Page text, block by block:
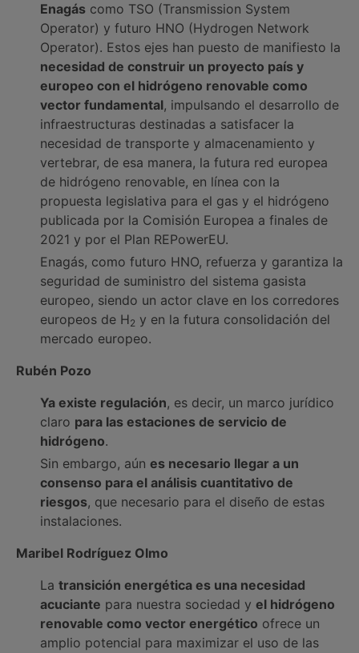
Enagás como TSO (Transmission System
Operator) y futuro HNO (Hydrogen Network
Operator). Estos ejes han puesto de manifiesto la
necesidad de construir un proyecto país y
europeo con el hidrógeno renovable como
vector fundamental, impulsando el desarrollo de
infraestructuras destinadas a satisfacer la
necesidad de transporte y almacenamiento y
vertebrar, de esa manera, la futura red europea
de hidrógeno renovable, en línea con la
propuesta legislativa para el gas y el hidrógeno
publicada por la Comisión Europea a finales de
2021 y por el Plan REPowerEU.
Enagás, como futuro HNO, refuerza y garantiza la
seguridad de suministro del sistema gasista
europeo, siendo un actor clave en los corredores
europeos de H2 y en la futura consolidación del
mercado europeo.
Rubén Pozo
Ya existe regulación, es decir, un marco jurídico
claro para las estaciones de servicio de
hidrógeno.
Sin embargo, aún es necesario llegar a un
consenso para el análisis cuantitativo de
riesgos, que necesario para el diseño de estas
instalaciones.
Maribel Rodríguez Olmo
La transición energética es una necesidad
acuciante para nuestra sociedad y el hidrógeno
renovable como vector energético ofrece un
amplio potencial para maximizar el uso de las